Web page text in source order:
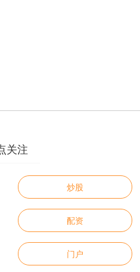
关注
炒股
配资
门户